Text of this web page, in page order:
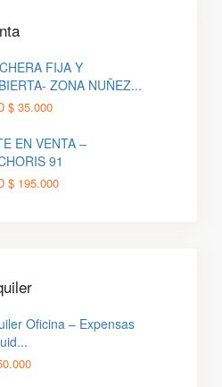
FIJA Y
ZONA NUÑEZ...
$ 35.000
EN VENTA –
91
$ 195.000
Oficina – Expensas